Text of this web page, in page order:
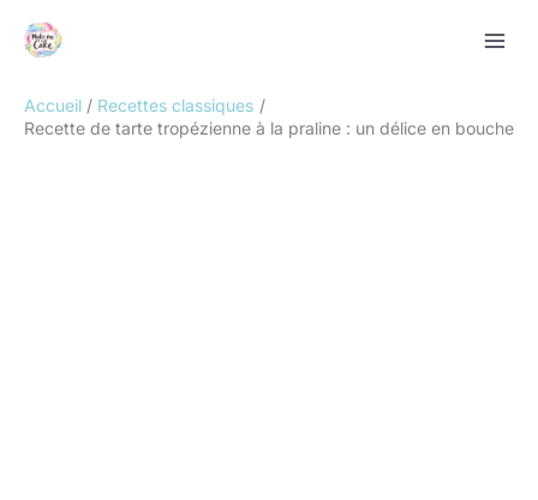
Accueil
Recettes classiques
Recette de tarte tropézienne à la praline : un délice en bouche